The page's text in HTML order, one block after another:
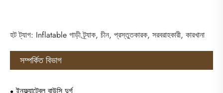
হট ট্যাগ: Inflatable গাড়ী ট্র্যাক, চীন, প্রস্তুতকারক, সরবরাহকারী, কারখানা
সম্পর্কিত বিভাগ